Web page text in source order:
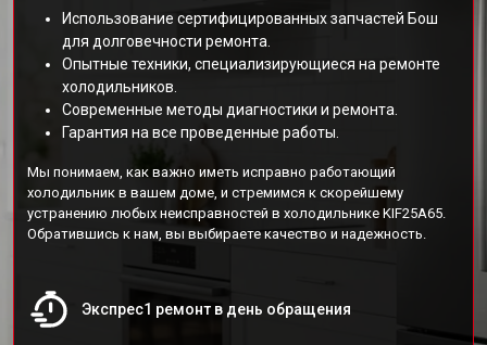
Использование сертифицированных запчастей Бош
для долговечности ремонта.
Опытные техники, специализирующиеся на ремонте
холодильников.
Современные методы диагностики и ремонта.
Гарантия на все проведенные работы.
Мы понимаем, как важно иметь исправно работающий
холодильник в вашем доме, и стремимся к скорейшему
устранению любых неисправностей в холодильнике KIF25A65.
Обратившись к нам, вы выбираете качество и надежность.
Экспрес1 ремонт в день обращения